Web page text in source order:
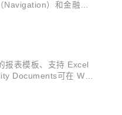
Navigation）和金融图
报表模板、支持 Excel
Documents可在 Win